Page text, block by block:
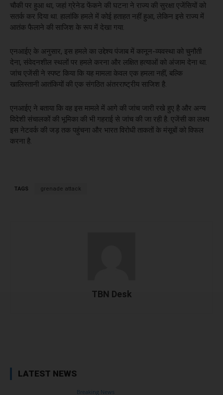
चौकी पर हुआ था, जहां ग्रेनेड फेंकने की घटना ने राज्य की सुरक्षा एजेंसियों को
सतर्क कर दिया था. हालांकि हमले में कोई हताहत नहीं हुआ, लेकिन इसे राज्य में
आतंक फैलाने की साजिश के रूप में देखा गया.
एनआईए के अनुसार, इस हमले का उद्देश्य पंजाब में कानून-व्यवस्था को चुनौती
देना, संवेदनशील स्थलों पर हमले करना और लक्षित हत्याओं को अंजाम देना था.
जांच एजेंसी ने स्पष्ट किया कि यह मामला केवल एक हमला नहीं, बल्कि
खालिस्तानी आतंकियों की एक संगठित अंतरराष्ट्रीय साजिश है.
एनआईए ने बताया कि वह इस मामले में आगे की जांच जारी रखे हुए है और अन्य
विदेशी संचालकों की भूमिका की भी गहराई से जांच की जा रही है. एजेंसी का लक्ष्य
इस नेटवर्क की जड़ तक पहुंचना और भारत विरोधी ताकतों के मंसूबों को विफल
करना है.
TAGS grenade attack
TBN Desk
LATEST NEWS
Breaking News